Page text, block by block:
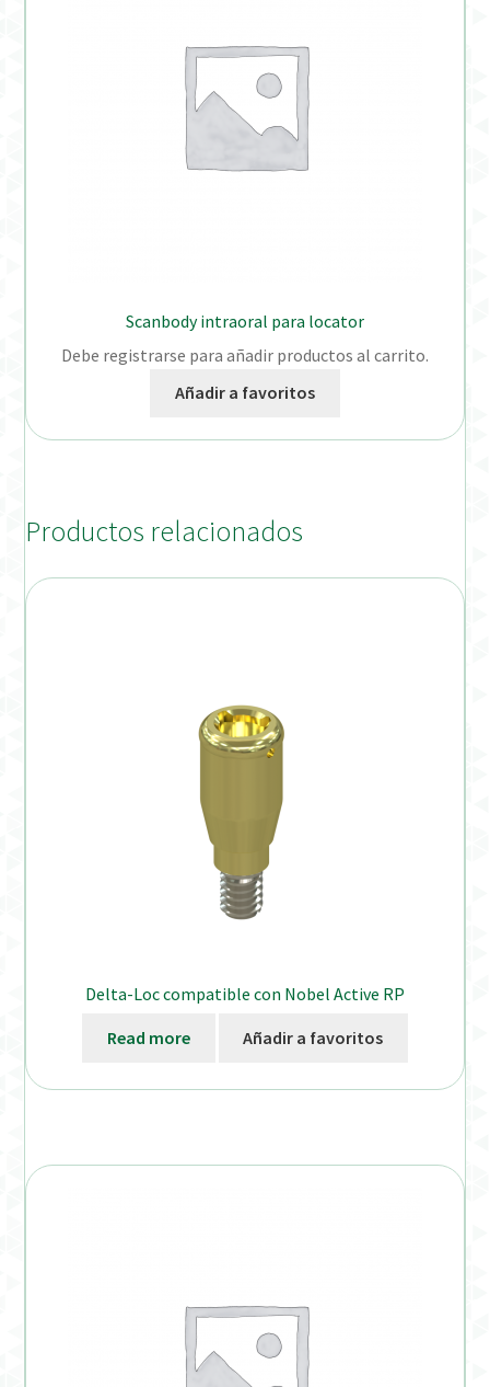
Scanbody intraoral para locator
Debe registrarse para añadir productos al carrito.
Añadir a favoritos
Productos relacionados
Delta-Loc compatible con Nobel Active RP
Read more Añadir a favoritos